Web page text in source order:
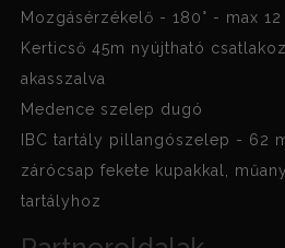
Mozgásérzékelő - 180° - max
Kerticső 45m nyújtható
akasszalva
Medence szelep dugó
IBC tartály pillangószelep - 62
zárócsap fekete kupakkal,
tartályhoz